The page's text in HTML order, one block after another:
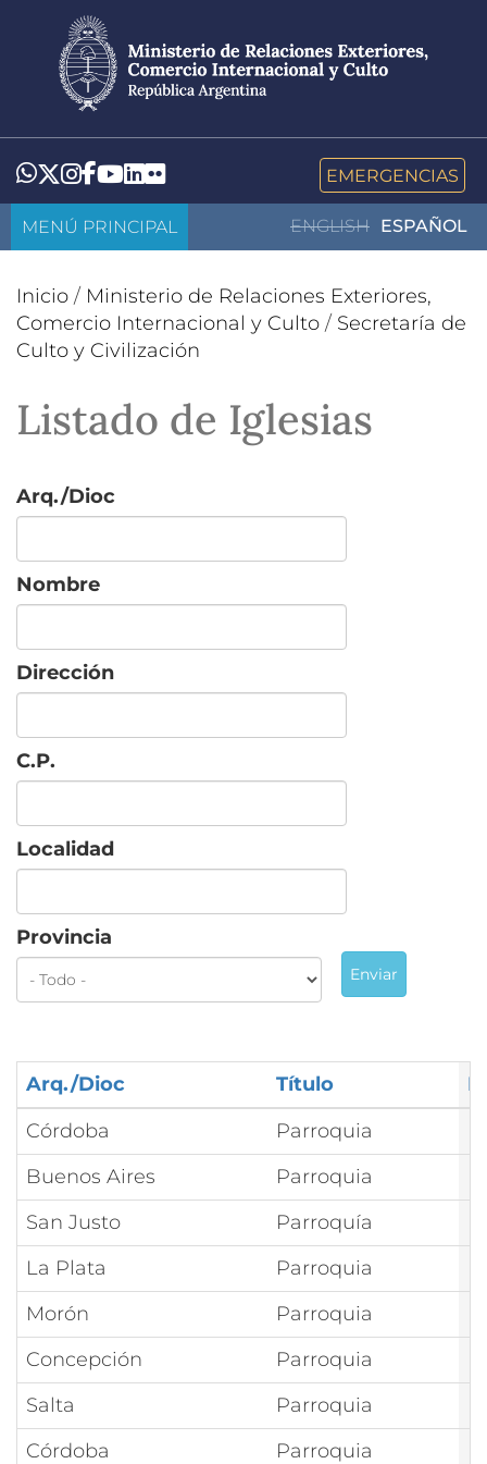
contenido
principal
Whatsapp
Twitter
Instagram
Facebook
YouTube
LinkedIn
Flickr EMERGENCIAS
ENGLISH ESPAÑOL
MENÚ PRINCIPAL
Inicio / Ministerio de Relaciones Exteriores,
Comercio Internacional y Culto / Secretaría de
Culto y Civilización
Listado de Iglesias
Arq./Dioc
Nombre
Dirección
C.P.
Localidad
Provincia
Enviar
Arq./Dioc Título
Córdoba
Parroquia
Buenos Aires
Parroquia
San Justo
Parroquía
La Plata
Parroquia
Morón
Parroquia
Concepción
Parroquia
Salta
Parroquia
Córdoba
Parroquia